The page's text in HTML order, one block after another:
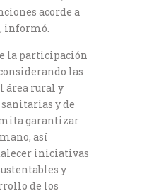
acorde a
informó.
la participación
las
área rural y
y de
garantizar
así
iniciativas
y
de los